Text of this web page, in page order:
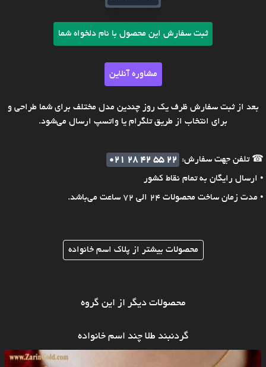
ثبت سفارش این محصول با نام دلخواه شما
مشاوره آنلاین
بعد از ثبت سفارش ظرف یک روز چندین مدل مختلف برای شما طراحی و
برای انتخاب از طریق تلگرام یا واتسپ ارسال می‌شود.
☎ تلفن جهت سفارش:
021 28 42 55 22
• ارسال رایگان به تمام نقاط کشور
• مدت زمان ساخت محصولات 24 الی 72 ساعت می‌باشد.
محصولات بیشتر از پلاک اسم خانواده
محصولات دیگر از این گروه
گردنبند طلا چند اسم خانواده